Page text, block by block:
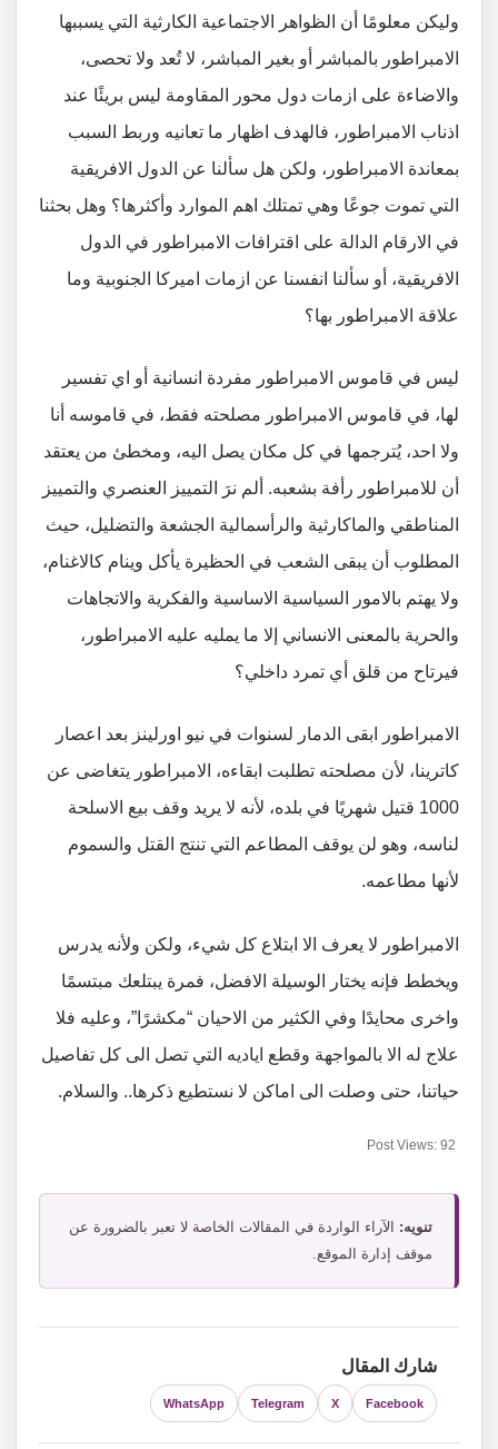
وليكن معلومًا أن الظواهر الاجتماعية الكارثية التي يسببها
الامبراطور بالمباشر أو بغير المباشر، لا تُعد ولا تحصى،
والاضاءة على ازمات دول محور المقاومة ليس بريئًا عند
اذناب الامبراطور، فالهدف اظهار ما تعانيه وربط السبب
بمعاندة الامبراطور، ولكن هل سألنا عن الدول الافريقية
التي تموت جوعًا وهي تمتلك اهم الموارد وأكثرها؟ وهل بحثنا
في الارقام الدالة على اقترافات الامبراطور في الدول
الافريقية، أو سألنا انفسنا عن ازمات اميركا الجنوبية وما
علاقة الامبراطور بها؟
ليس في قاموس الامبراطور مفردة انسانية أو اي تفسير
لها، في قاموس الامبراطور مصلحته فقط، في قاموسه أنا
ولا احد، يُترجمها في كل مكان يصل اليه، ومخطئ من يعتقد
أن للامبراطور رأفة بشعبه. ألم نرَ التمييز العنصري والتمييز
المناطقي والماكارثية والرأسمالية الجشعة والتضليل، حيث
المطلوب أن يبقى الشعب في الحظيرة يأكل وينام كالاغنام،
ولا يهتم بالامور السياسية الاساسية والفكرية والاتجاهات
والحرية بالمعنى الانساني إلا ما يمليه عليه الامبراطور،
فيرتاح من قلق أي تمرد داخلي؟
الامبراطور ابقى الدمار لسنوات في نيو اورلينز بعد اعصار
كاترينا، لأن مصلحته تطلبت ابقاءه، الامبراطور يتغاضى عن
1000 قتيل شهريًا في بلده، لأنه لا يريد وقف بيع الاسلحة
لناسه، وهو لن يوقف المطاعم التي تنتج القتل والسموم
لأنها مطاعمه.
الامبراطور لا يعرف الا ابتلاع كل شيء، ولكن ولأنه يدرس
ويخطط فإنه يختار الوسيلة الافضل، فمرة يبتلعك مبتسمًا
واخرى محايدًا وفي الكثير من الاحيان “مكشرًا”، وعليه فلا
علاج له الا بالمواجهة وقطع اياديه التي تصل الى كل تفاصيل
حياتنا، حتى وصلت الى اماكن لا نستطيع ذكرها.. والسلام.
Post Views: 92
تنويه: الآراء الواردة في المقالات الخاصة لا تعبر بالضرورة عن
موقف إدارة الموقع.
شارك المقال
Facebook
X
Telegram
WhatsApp